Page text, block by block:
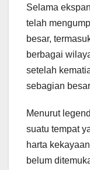
Selama
telah
besar,
berbagai
setelah
sebagian
Menurut
suatu tempat
harta
belum